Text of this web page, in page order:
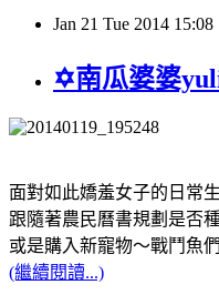
Jan 21 Tue 2014 15:08
✡南瓜婆婆
面對如此嬌羞女子的日常
跟隨著農民曆書規劃是否
或是購入新寵物～戰鬥魚們
(繼續閱讀...)